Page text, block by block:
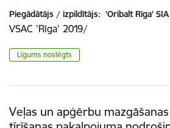
Piegādātājs / izpildītājs: 'Oribalt Rīga'
VSAC 'Rīga' 2019/
Līgums noslēgts
Veļas un apģērbu